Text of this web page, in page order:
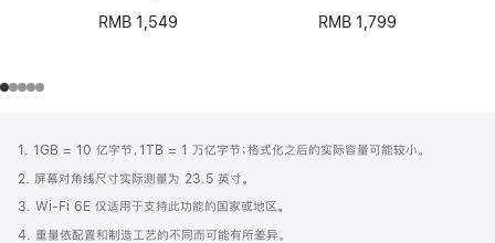
RMB 1,549 RMB 1,799
页
脚
注
1. 1GB = 10 亿字节，1TB = 1 万亿字节；格式化之后的实际容量可能较小。
2. 屏幕对角线尺寸实际测量为 23.5 英寸。
3. Wi-Fi 6E 仅适用于支持此功能的国家或地区。
4. 重量依配置和制造工艺的不同而可能有所差异。